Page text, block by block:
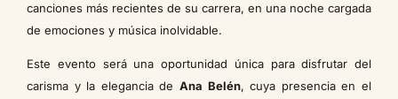
canciones más recientes de su carrera, en una noche cargada
de emociones y música inolvidable.
Este evento será una oportunidad única para disfrutar del
carisma y la elegancia de Ana Belén, cuya presencia en el